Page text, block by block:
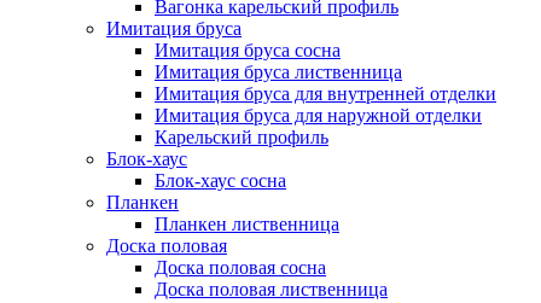
Вагонка карельский профиль
Имитация бруса
Имитация бруса сосна
Имитация бруса лиственница
Имитация бруса для внутренней отделки
Имитация бруса для наружной отделки
Карельский профиль
Блок-хаус
Блок-хаус сосна
Планкен
Планкен лиственница
Доска половая
Доска половая сосна
Доска половая лиственница